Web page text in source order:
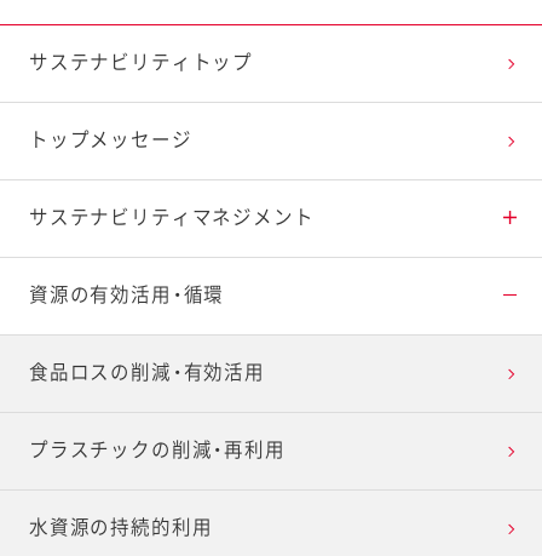
サステナビリティトップ
トップメッセージ
サステナビリティ マネジメント
重点課題と推進体制
環境マネジメント
ステークホルダーとの対話
社外からの評価
資源の有効活用・循環
食品ロスの削減・有効活用
プラスチックの削減・再利用
水資源の持続的利用